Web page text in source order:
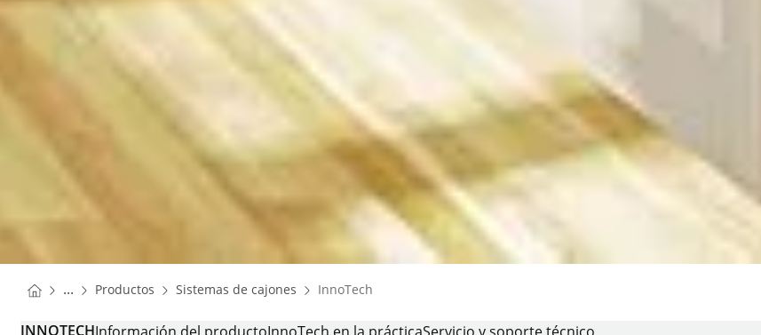
You are here:
Homepage
... Productos Homepage
Sistemas de cajones Homepage
InnoTech
INNOTECH